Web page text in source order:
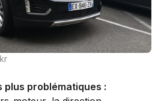
plus problématiques :